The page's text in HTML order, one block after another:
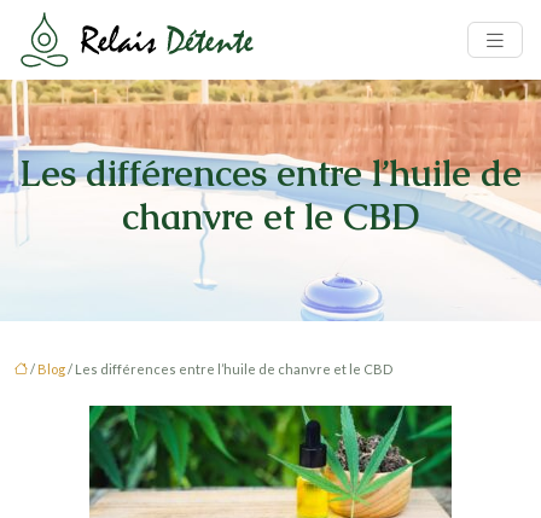
Les différences entre l’huile de
chanvre et le CBD
/ Blog/ Les différences entre l’huile de chanvre et le CBD